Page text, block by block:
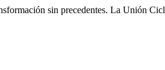
sin precedentes. La Unión